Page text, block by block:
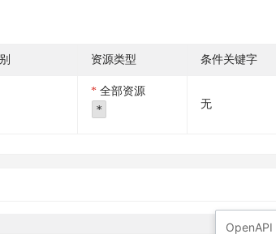
资源类型 条件关键字
全部资源
* 无
OpenAPI